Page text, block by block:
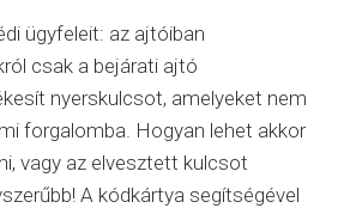
ügyfeleit: az ajtóiban
csak a bejárati ajtó
nyerskulcsot, amelyeket nem
forgalomba. Hogyan lehet akkor
vagy az elvesztett kulcsot
A kódkártya segítségével